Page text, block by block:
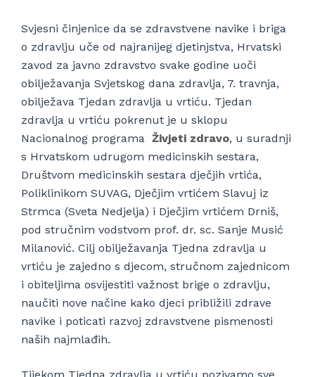
Svjesni činjenice da se zdravstvene navike i briga
o zdravlju uče od najranijeg djetinjstva, Hrvatski
zavod za javno zdravstvo svake godine uoči
obilježavanja Svjetskog dana zdravlja, 7. travnja,
obilježava Tjedan zdravlja u vrtiću. Tjedan
zdravlja u vrtiću pokrenut je u sklopu
Nacionalnog programa Živjeti zdravo, u suradnji
s Hrvatskom udrugom medicinskih sestara,
Društvom medicinskih sestara dječjih vrtića,
Poliklinikom SUVAG, Dječjim vrtićem Slavuj iz
Strmca (Sveta Nedjelja) i Dječjim vrtićem Drniš,
pod stručnim vodstvom prof. dr. sc. Sanje Musić
Milanović. Cilj obilježavanja Tjedna zdravlja u
vrtiću je zajedno s djecom, stručnom zajednicom
i obiteljima osvijestiti važnost brige o zdravlju,
naučiti nove načine kako djeci približili zdrave
navike i poticati razvoj zdravstvene pismenosti
naših najmlađih.